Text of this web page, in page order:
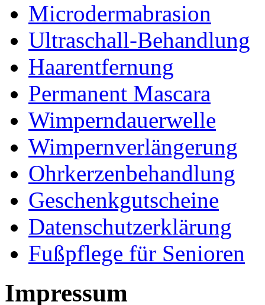
Microdermabrasion
Ultraschall-Behandlung
Haarentfernung
Permanent Mascara
Wimperndauerwelle
Wimpernverlängerung
Ohrkerzenbehandlung
Geschenkgutscheine
Datenschutzerklärung
Fußpflege für Senioren
Impressum